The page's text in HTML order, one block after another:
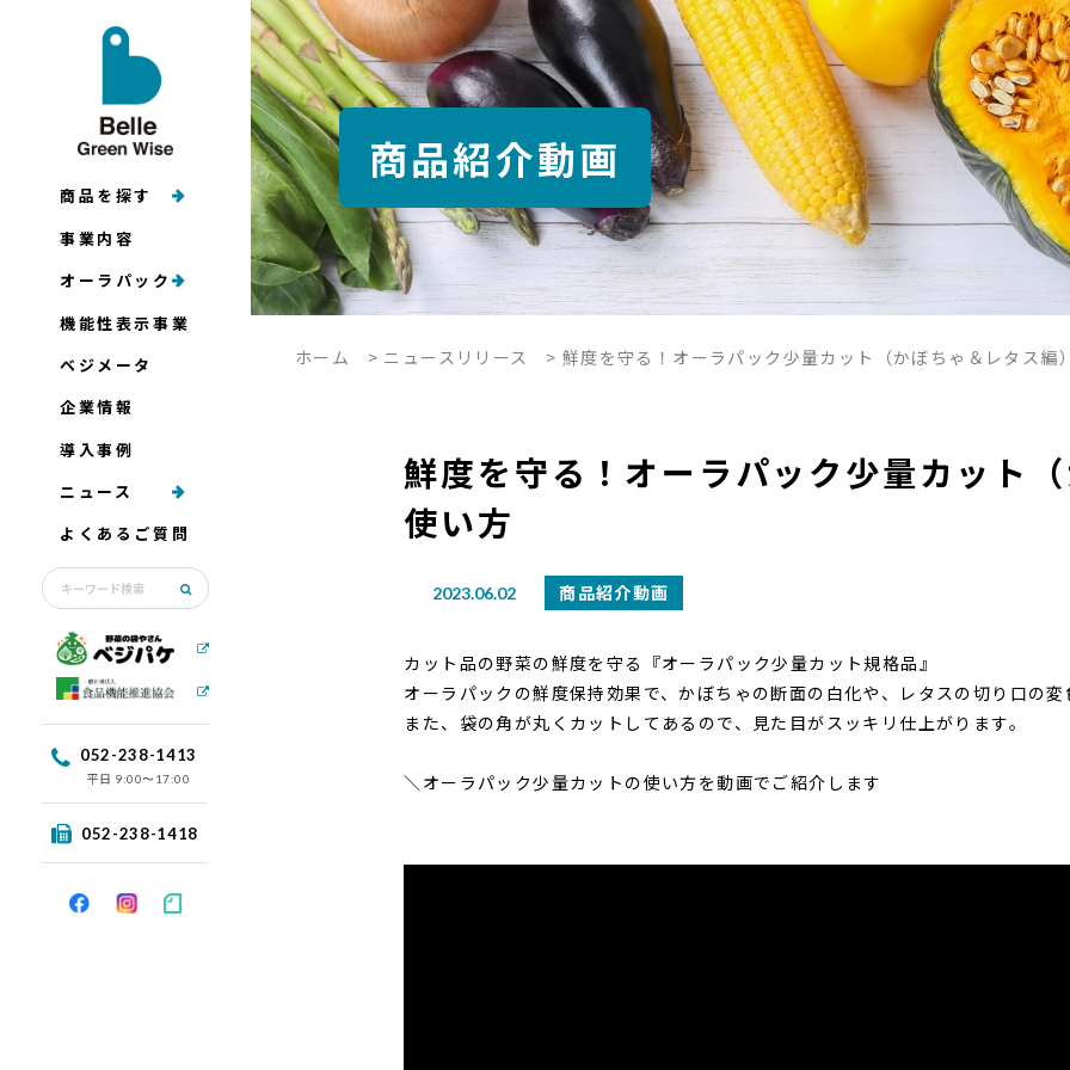
商品を探す
事業内容
オーラパック
機能性表示事業
ベジメータ
企業情報
導入事例
ニュース
よくあるご質問
052-238-1413
平日 9:00〜17:00
052-238-1418
商品紹介動画
ホーム > ニュースリリース > 鮮度を守る！オーラパック少量カット（かぼちゃ＆レタス編
鮮度を守る！オーラパック少量カット（
使い方
2023.06.02 商品紹介動画
カット品の野菜の鮮度を守る『オーラパック少量カット規格品』
オーラパックの鮮度保持効果で、かぼちゃの断面の白化や、レタスの切り口の変
また、袋の角が丸くカットしてあるので、見た目がスッキリ仕上がります。
＼オーラパック少量カットの使い方を動画でご紹介します